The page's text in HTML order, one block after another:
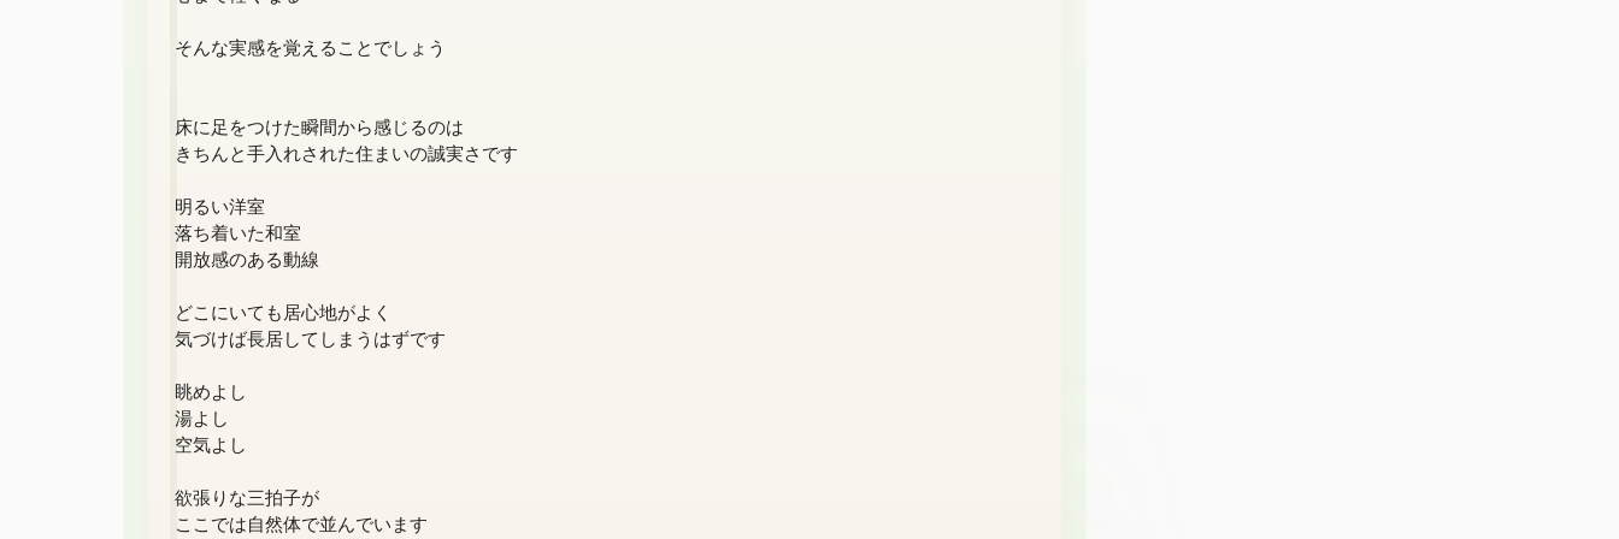
そんな実感を覚えることでしょう
床に足をつけた瞬間から感じるのは
きちんと手入れされた住まいの誠実さです
明るい洋室
落ち着いた和室
開放感のある動線
どこにいても居心地がよく
気づけば長居してしまうはずです
眺めよし
湯よし
空気よし
欲張りな三拍子が
ここでは自然体で並んでいます